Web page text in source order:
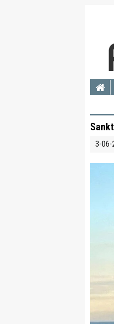
3-06-